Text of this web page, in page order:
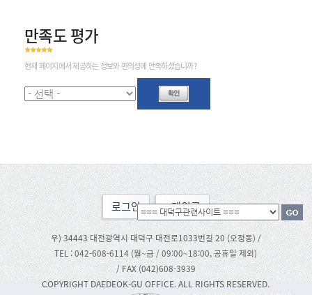
만족도 평가
현재 페이지에서 제공하는 정보와 편의성에 만족하셨습니까?
로그인 맨위로
우) 34443 대전광역시 대덕구 대전로1033번길 20 (오정동) /
TEL : 042-608-6114 (월~금 / 09:00~18:00, 공휴일 제외)
/ FAX (042)608-3939
COPYRIGHT DAEDEOK-GU OFFICE. ALL RIGHTS RESERVED.